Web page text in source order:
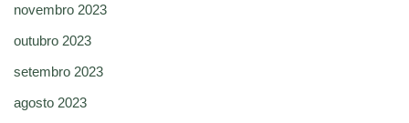
novembro 2023
outubro 2023
setembro 2023
agosto 2023